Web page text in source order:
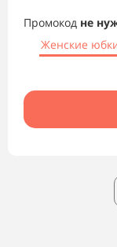
Промокод не
Женские